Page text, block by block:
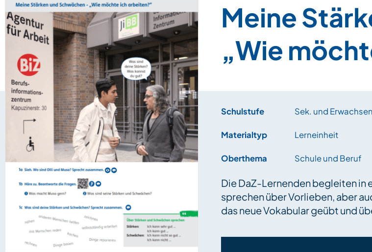
Meine
„Wie
Schulstufe Sek. und
Materialtyp Lerneinheit
Oberthema Schule und Beruf
Die DaZ-Lernenden begleiten in
sprechen über Vorlieben, aber
das neue Vokabular geübt und